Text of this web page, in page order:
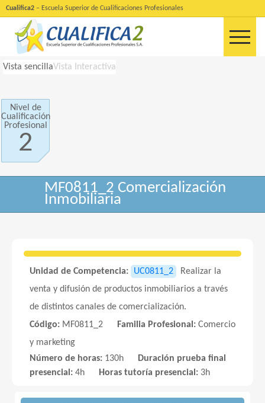
Cualifica2 – Escuela Superior de Cualificaciones Profesionales
Vista sencillaVista Interactiva
Nivel de
Cualificación
Profesional
2
MF0811_2 Comercialización
Inmobiliaria
Unidad de Competencia: UC0811_2
Realizar la
venta y difusión de productos inmobiliarios a través
de distintos canales de comercialización.
Código: MF0811_2 Familia Profesional: Comercio
y marketing
Número de horas: 130h
Duración prueba final
presencial: 4h Horas tutoría presencial: 3h